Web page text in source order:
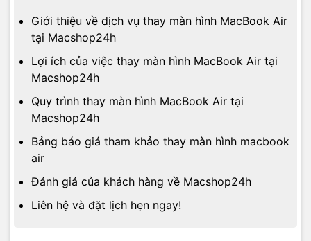
Giới thiệu về dịch vụ thay màn hình MacBook Air
tại Macshop24h
Lợi ích của việc thay màn hình MacBook Air tại
Macshop24h
Quy trình thay màn hình MacBook Air tại
Macshop24h
Bảng báo giá tham khảo thay màn hình macbook
air
Đánh giá của khách hàng về Macshop24h
Liên hệ và đặt lịch hẹn ngay!